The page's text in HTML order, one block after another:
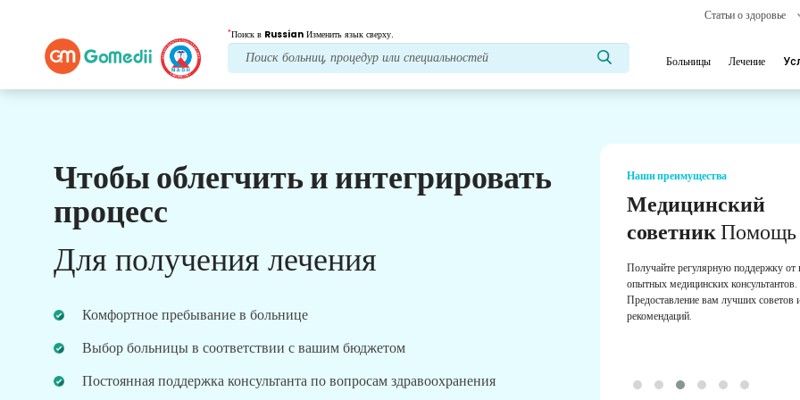
Статьи о здоровье
*Поиск в Russian Изменить язык сверху.
Больницы Лечение
Чтобы облегчить и интегрировать
процесс
Для получения лечения
Комфортное пребывание в больнице
Выбор больницы в соответствии с вашим бюджетом
Постоянная поддержка консультанта по вопросам здравоохранения
Наши преимущества
Лечение после
последующий уход
Получите круглосуточную медицинскую
Регулярные обновления о ваших потребностях в
Наши преимущества
Медицинский
советникПомощь
Получайте регулярную поддержку от
опытных медицинских консультантов.
Предоставление вам лучших советов
рекомендаций.